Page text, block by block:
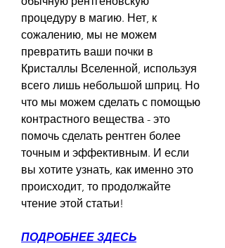
процедуру в магию. Нет, к
сожалению, мы не можем
превратить ваши почки в
Кристаллы Вселенной, используя
всего лишь небольшой шприц. Но
что мы можем сделать с помощью
контрастного вещества - это
помочь сделать рентген более
точным и эффективным. И если
вы хотите узнать, как именно это
происходит, то продолжайте
чтение этой статьи!
ПОДРОБНЕЕ ЗДЕСЬ